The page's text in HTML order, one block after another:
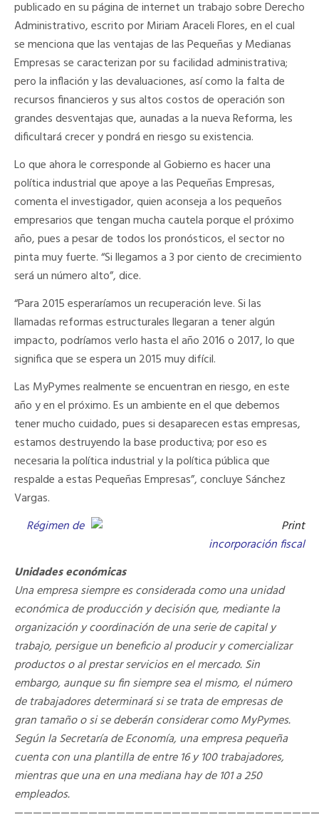
publicado en su página de internet un trabajo sobre Derecho
Administrativo, escrito por Miriam Araceli Flores, en el cual
se menciona que las ventajas de las Pequeñas y Medianas
Empresas se caracterizan por su facilidad administrativa;
pero la inflación y las devaluaciones, así como la falta de
recursos financieros y sus altos costos de operación son
grandes desventajas que, aunadas a la nueva Reforma, les
dificultará crecer y pondrá en riesgo su existencia.
Lo que ahora le corresponde al Gobierno es hacer una
política industrial que apoye a las Pequeñas Empresas,
comenta el investigador, quien aconseja a los pequeños
empresarios que tengan mucha cautela porque el próximo
año, pues a pesar de todos los pronósticos, el sector no
pinta muy fuerte. “Si llegamos a 3 por ciento de crecimiento
será un número alto”, dice.
“Para 2015 esperaríamos un recuperación leve. Si las
llamadas reformas estructurales llegaran a tener algún
impacto, podríamos verlo hasta el año 2016 o 2017, lo que
significa que se espera un 2015 muy difícil.
Las MyPymes realmente se encuentran en riesgo, en este
año y en el próximo. Es un ambiente en el que debemos
tener mucho cuidado, pues si desaparecen estas empresas,
estamos destruyendo la base productiva; por eso es
necesaria la política industrial y la política pública que
respalde a estas Pequeñas Empresas”, concluye Sánchez
Vargas.
Régimen de
incorporación fiscal
Unidades económicas
Una empresa siempre es considerada como una unidad
económica de producción y decisión que, mediante la
organización y coordinación de una serie de capital y
trabajo, persigue un beneficio al producir y comercializar
productos o al prestar servicios en el mercado. Sin
embargo, aunque su fin siempre sea el mismo, el número
de trabajadores determinará si se trata de empresas de
gran tamaño o si se deberán considerar como MyPymes.
Según la Secretaría de Economía, una empresa pequeña
cuenta con una plantilla de entre 16 y 100 trabajadores,
mientras que una en una mediana hay de 101 a 250
empleados.